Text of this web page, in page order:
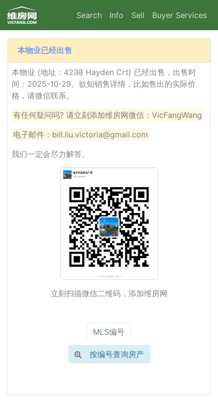
Search Info Sell Buyer Services
本物业已经出售
本物业 (地址：4238 Hayden Crt) 已经出售，出售时
间：2025-10-29。欲知销售详情，比如售出的实际价
格，请微信联系。
有任何疑问吗? 请立刻添加维房网微信：VicFangWang
电子邮件：bill.liu.victoria@gmail.com
我们一定会尽力解答。
立刻扫描微信二维码，添加维房网
按编号查询房产